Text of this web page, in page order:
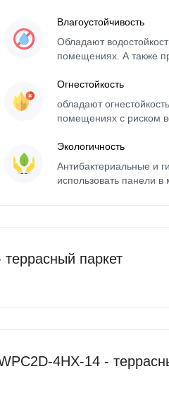
Влагоустойчивость
Обладают
помещениях. А также
Огнестойкость
обладают
помещениях с риском
Экологичность
Антибактериальные и
использовать панели в
паркет
4HX-14 -